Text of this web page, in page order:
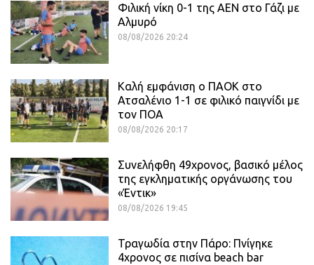
Φιλική νίκη 0-1 της ΑΕΝ στο Γάζι με
Αλμυρό
08/08/2026 20:24
Καλή εμφάνιση ο ΠΑΟΚ στο
Ατσαλένιο 1-1 σε φιλικό παιγνίδι με
τον ΠΟΑ
08/08/2026 20:17
Συνελήφθη 49χρονος, βασικό μέλος
της εγκληματικής οργάνωσης του
«Έντικ»
08/08/2026 19:45
Τραγωδία στην Πάρο: Πνίγηκε
4χρονος σε πισίνα beach bar